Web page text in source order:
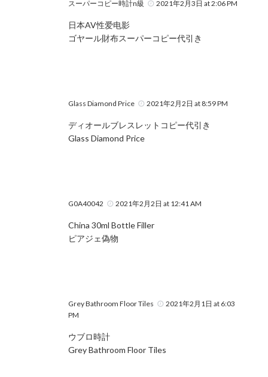
スーパーコピー時計n級 2021年2月3日 at 2:06 PM
日本AV性爱电影
ゴヤール財布スーパーコピー代引き
Glass Diamond Price 2021年2月2日 at 8:59 PM
ディオールブレスレットコピー代引き
Glass Diamond Price
G0A40042 2021年2月2日 at 12:41 AM
China 30ml Bottle Filler
ピアジェ偽物
Grey Bathroom Floor Tiles
2021年2月1日 at 6:03
PM
ウブロ時計
Grey Bathroom Floor Tiles